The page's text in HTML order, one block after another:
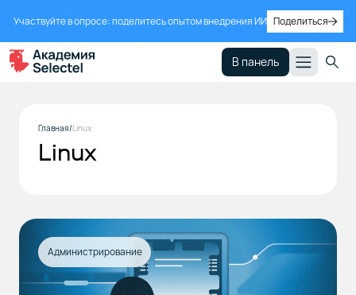
Участвуйте в опросе: поделитесь опытом внедрения ИИ Поделиться
В панель
Главная Linux
Linux
Администрирование